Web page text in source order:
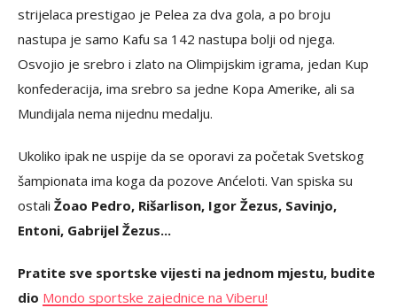
strijelaca prestigao je Pelea za dva gola, a po broju
nastupa je samo Kafu sa 142 nastupa bolji od njega.
Osvojio je srebro i zlato na Olimpijskim igrama, jedan Kup
konfederacija, ima srebro sa jedne Kopa Amerike, ali sa
Mundijala nema nijednu medalju.
Ukoliko ipak ne uspije da se oporavi za početak Svetskog
šampionata ima koga da pozove Anćeloti. Van spiska su
ostali Žoao Pedro, Rišarlison, Igor Žezus, Savinjo,
Entoni, Gabrijel Žezus...
Pratite sve sportske vijesti na jednom mjestu, budite
dio Mondo sportske zajednice na Viberu!